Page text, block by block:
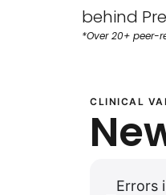
behind
*Over 20+ peer-
CLINICAL
Errors